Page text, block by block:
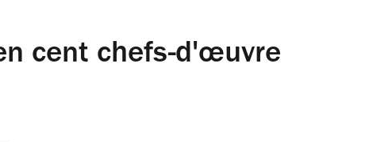
cent chefs-d'œuvre